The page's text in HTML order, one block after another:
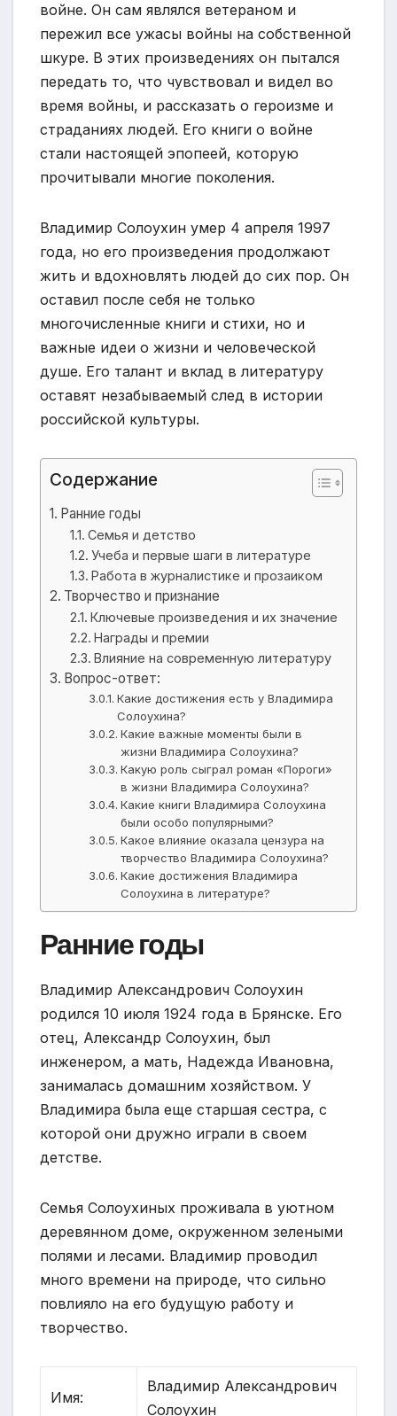
войне. Он сам являлся ветераном и
пережил все ужасы войны на собственной
шкуре. В этих произведениях он пытался
передать то, что чувствовал и видел во
время войны, и рассказать о героизме и
страданиях людей. Его книги о войне
стали настоящей эпопеей, которую
прочитывали многие поколения.
Владимир Солоухин умер 4 апреля 1997
года, но его произведения продолжают
жить и вдохновлять людей до сих пор. Он
оставил после себя не только
многочисленные книги и стихи, но и
важные идеи о жизни и человеческой
душе. Его талант и вклад в литературу
оставят незабываемый след в истории
российской культуры.
Содержание
Ранние годы
Семья и детство
Учеба и первые шаги в литературе
Работа в журналистике и прозаиком
Творчество и признание
Ключевые произведения и их значение
Награды и премии
Влияние на современную литературу
Вопрос-ответ:
Какие достижения есть у Владимира
Солоухина?
Какие важные моменты были в
жизни Владимира Солоухина?
Какую роль сыграл роман «Пороги»
в жизни Владимира Солоухина?
Какие книги Владимира Солоухина
были особо популярными?
Какое влияние оказала цензура на
творчество Владимира Солоухина?
Какие достижения Владимира
Солоухина в литературе?
Ранние годы
Владимир Александрович Солоухин
родился 10 июля 1924 года в Брянске. Его
отец, Александр Солоухин, был
инженером, а мать, Надежда Ивановна,
занималась домашним хозяйством. У
Владимира была еще старшая сестра, с
которой они дружно играли в своем
детстве.
Семья Солоухиных проживала в уютном
деревянном доме, окруженном зелеными
полями и лесами. Владимир проводил
много времени на природе, что сильно
повлияло на его будущую работу и
творчество.
Имя:
Владимир Александрович
Солоухин